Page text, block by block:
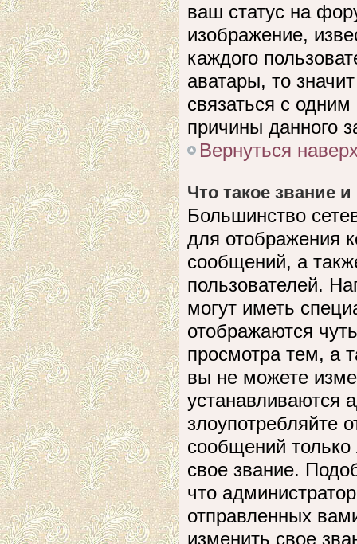
ваш статус на
изображение,
каждого
аватары, то
связаться с
причины данного
Вернуться
Что такое звание
Большинство
для отображения
сообщений, а
пользователей.
могут иметь
отображаются
просмотра тем, а
вы не можете
устанавливаются
злоупотребляйте
сообщений
свое звание.
что
отправленных
изменить свое